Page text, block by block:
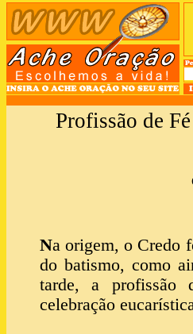
Profissão de
Na origem, o Credo
do batismo, como
tarde, a profissão
celebração